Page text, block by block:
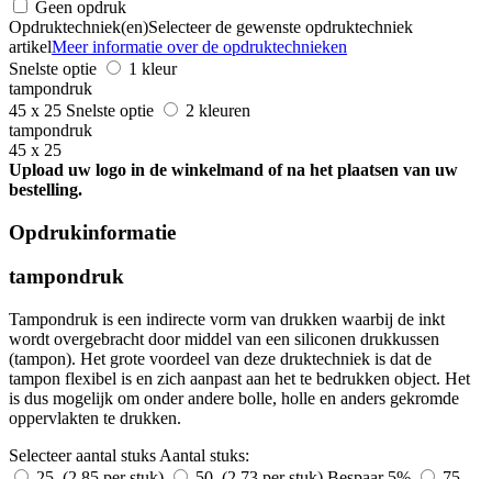
Geen opdruk
Opdruktechniek(en)Selecteer de gewenste opdruktechniek
artikelMeer informatie over de opdruktechnieken
Snelste optie
1 kleur
tampondruk
45 x 25 Snelste optie
2 kleuren
tampondruk
45 x 25
Upload uw logo in de winkelmand of na het plaatsen van uw
bestelling.
Opdrukinformatie
tampondruk
Tampondruk is een indirecte vorm van drukken waarbij de inkt
wordt overgebracht door middel van een siliconen drukkussen
(tampon). Het grote voordeel van deze druktechniek is dat de
tampon flexibel is en zich aanpast aan het te bedrukken object. Het
is dus mogelijk om onder andere bolle, holle en anders gekromde
oppervlakten te drukken.
Selecteer aantal stuks Aantal stuks: